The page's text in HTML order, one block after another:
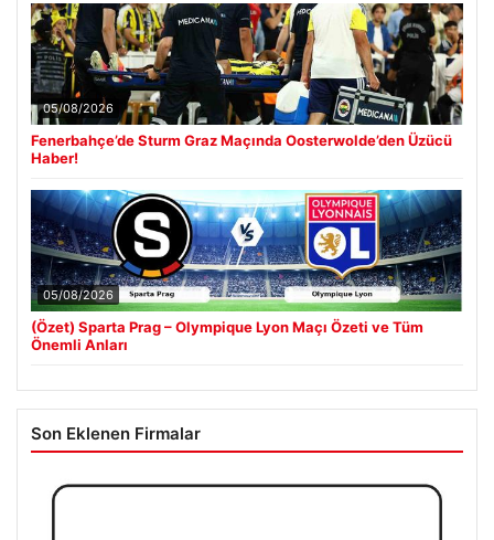
05/08/2026
Fenerbahçe’de Sturm Graz Maçında Oosterwolde’den Üzücü
Haber!
05/08/2026
(Özet) Sparta Prag – Olympique Lyon Maçı Özeti ve Tüm
Önemli Anları
Son Eklenen Firmalar